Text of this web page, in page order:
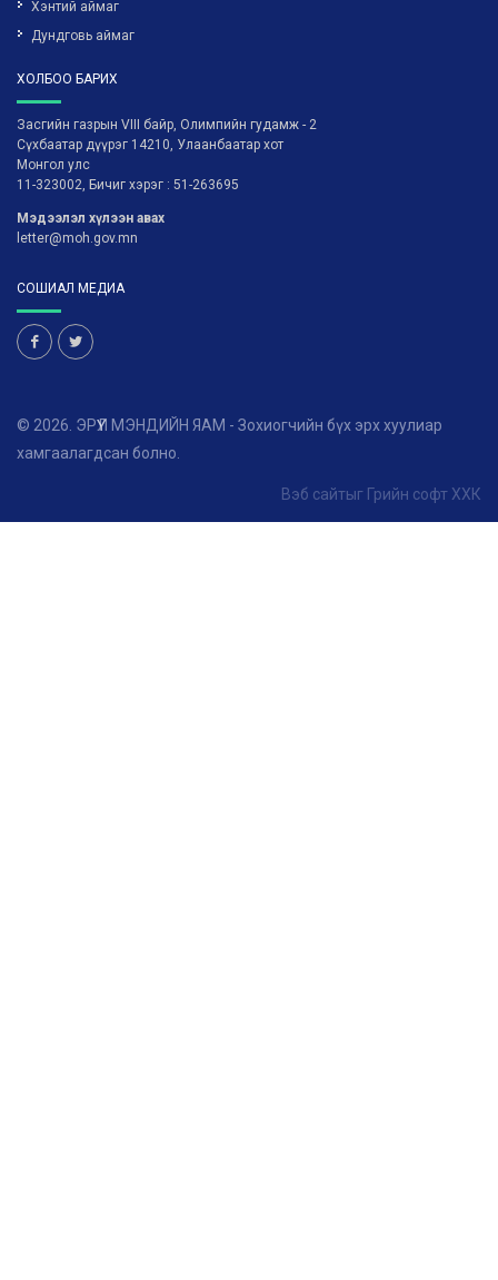
Хэнтий аймаг
Дундговь аймаг
ХОЛБОО БАРИХ
Засгийн газрын VIII байр, Олимпийн гудамж - 2
Сүхбаатар дүүрэг 14210, Улаанбаатар хот
Монгол улс
11-323002, Бичиг хэрэг : 51-263695
Мэдээлэл хүлээн авах
letter@moh.gov.mn
СОШИАЛ МЕДИА
© 2026. ЭРҮҮЛ МЭНДИЙН ЯАМ - Зохиогчийн бүх эрх хуулиар
хамгаалагдсан болно.
Вэб сайтыг Грийн софт ХХК